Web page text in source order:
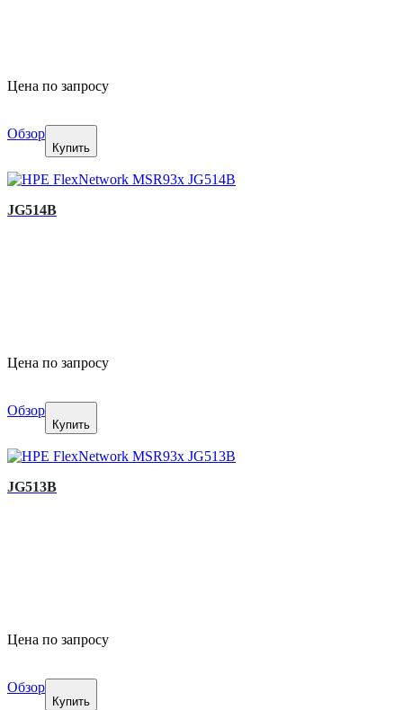
Цена по запросу
Обзор
Купить
JG514B
Цена по запросу
Обзор
Купить
JG513B
Цена по запросу
Обзор
Купить